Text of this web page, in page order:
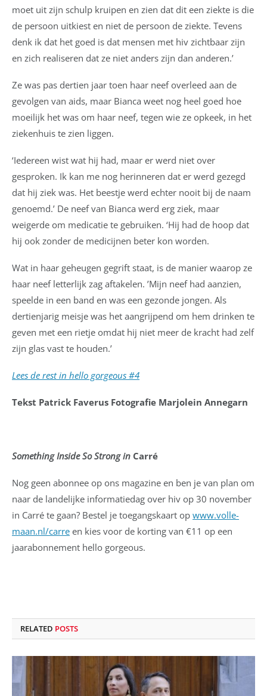
moet uit zijn schulp kruipen en zien dat dit een ziekte is die
de persoon uitkiest en niet de persoon de ziekte. Tevens
denk ik dat het goed is dat mensen met hiv zichtbaar zijn
en zich realiseren dat ze niet anders zijn dan anderen.’
Ze was pas dertien jaar toen haar neef overleed aan de
gevolgen van aids, maar Bianca weet nog heel goed hoe
moeilijk het was om haar neef, tegen wie ze opkeek, in het
ziekenhuis te zien liggen.
‘Iedereen wist wat hij had, maar er werd niet over
gesproken. Ik kan me nog herinneren dat er werd gezegd
dat hij ziek was. Het beestje werd echter nooit bij de naam
genoemd.’ De neef van Bianca werd erg ziek, maar
weigerde om medicatie te gebruiken. ‘Hij had de hoop dat
hij ook zonder de medicijnen beter kon worden.
Wat in haar geheugen gegrift staat, is de manier waarop ze
haar neef letterlijk zag aftakelen. ’Mijn neef had aanzien,
speelde in een band en was een gezonde jongen. Als
dertienjarig meisje was het aangrijpend om hem drinken te
geven met een rietje omdat hij niet meer de kracht had zelf
zijn glas vast te houden.’
Lees de rest in hello gorgeous #4
Tekst Patrick Faverus Fotografie Marjolein Annegarn
Something Inside So Strong in Carré
Nog geen abonnee op ons magazine en ben je van plan om
naar de landelijke informatiedag over hiv op 30 november
in Carré te gaan? Bestel je toegangskaart op www.volle-
maan.nl/carre en kies voor de korting van €11 op een
jaarabonnement hello gorgeous.
RELATED POSTS